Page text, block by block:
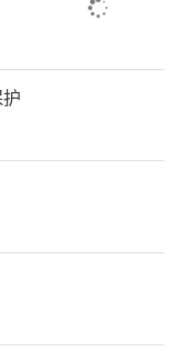
为半岛一代、
一代、半岛黄
美超声刀等；
金超声炮、普
声刀；
炮一代和珀丽